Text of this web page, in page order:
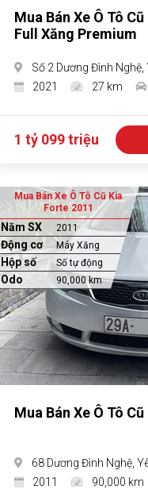
Mua Bán Xe Ô Tô
Full Xăng Premium
Số 2 Dương Đình Nghệ,
2021
27 km
1 tỷ 099 triệu
Mua Bán Xe Ô Tô Cũ Kia
Forte 2011
Năm SX 2011
Động cơ Máy Xăng
Hộp số Số tự động
Odo 90,000 km
Mua Bán Xe Ô Tô
68 Dương Đình Nghệ,
2011
90,000 km